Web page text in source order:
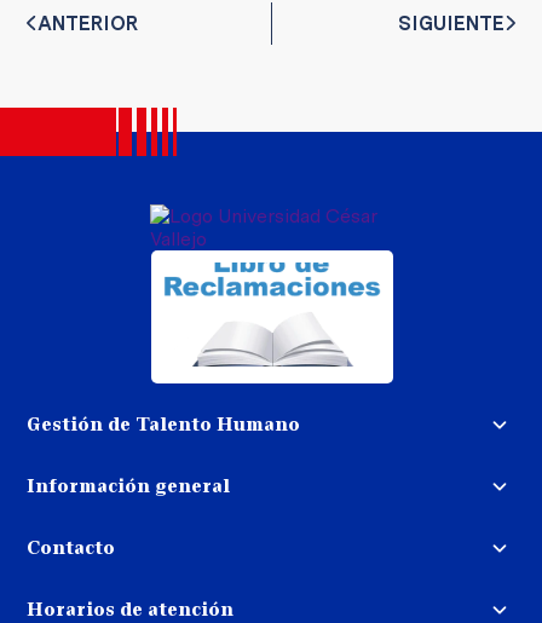
ANTERIOR SIGUIENTE
Gestión de Talento Humano
Trabaja con nosotros
Información general
dinero
Libro de reclamaciones
Contacto
llamando al:
Horarios de atención